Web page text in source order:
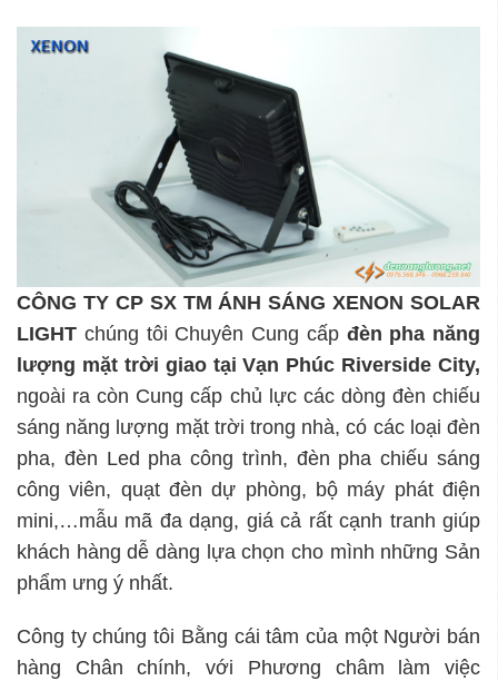
CÔNG TY CP SX TM ÁNH SÁNG XENON SOLAR
LIGHT chúng tôi Chuyên Cung cấp đèn pha năng
lượng mặt trời giao tại Vạn Phúc Riverside City,
ngoài ra còn Cung cấp chủ lực các dòng đèn chiếu
sáng năng lượng mặt trời trong nhà, có các loại đèn
pha, đèn Led pha công trình, đèn pha chiếu sáng
công viên, quạt đèn dự phòng, bộ máy phát điện
mini,…mẫu mã đa dạng, giá cả rất cạnh tranh giúp
khách hàng dễ dàng lựa chọn cho mình những Sản
phẩm ưng ý nhất.
Công ty chúng tôi Bằng cái tâm của một Người bán
hàng Chân chính, với Phương châm làm việc